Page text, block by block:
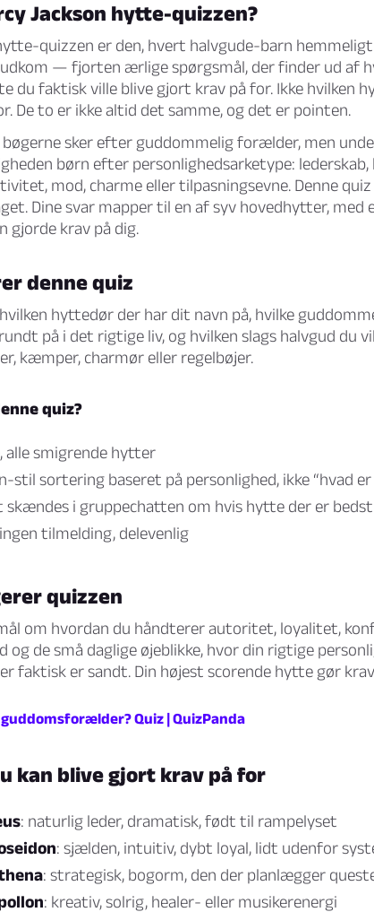
Jackson hytte-quizzen?
quizzen er den, hvert halvgude-barn
udkom — fjorten ærlige spørgsmål, der finder ud af
du faktisk ville blive gjort krav på for. Ikke hvilken
De to er ikke altid det samme, og det er pointen.
sker efter guddommelig forælder, men
børn efter personlighedsarketype:
mod, charme eller tilpasningsevne. Denne
Dine svar mapper til en af syv hovedhytter, med
gjorde krav på dig.
denne quiz
hyttedør der har dit navn på, hvilke
på i det rigtige liv, og hvilken slags halvgud du
kæmper, charmør eller regelbøjer.
quiz?
alle smigrende hytter
stil sortering baseret på personlighed, ikke “hvad
skændes i gruppechatten om hvis hytte der er bedst
tilmelding, delevenlig
quizzen
om hvordan du håndterer autoritet, loyalitet,
de små daglige øjeblikke, hvor din rigtige
faktisk er sandt. Din højest scorende hytte gør
Quiz | QuizPanda
kan blive gjort krav på for
: naturlig leder, dramatisk, født til rampelyset
: sjælden, intuitiv, dybt loyal, lidt udenfor
: strategisk, bogorm, den der planlægger
: kreativ, solrig, healer- eller musikerenergi